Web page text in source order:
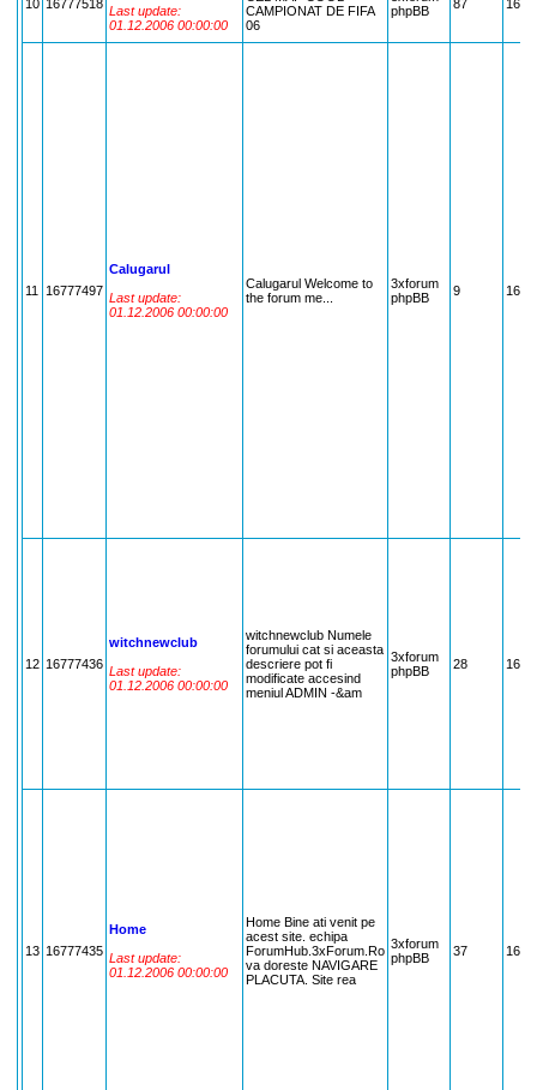
10 16777518 Last update:
01.12.2006 00:00:00
CAMPIONAT DE FIFA
06
phpBB
87
11 16777497
Calugarul
Last update:
01.12.2006 00:00:00
Calugarul Welcome to
the forum me...
3xforum
phpBB
9
12 16777436
witchnewclub
Last update:
01.12.2006 00:00:00
witchnewclub Numele
forumului cat si aceasta
descriere pot fi
modificate accesind
meniul ADMIN -&am
3xforum
phpBB
28
13 16777435
Home
Last update:
01.12.2006 00:00:00
Home Bine ati venit pe
acest site. echipa
ForumHub.3xForum.Ro
va doreste NAVIGARE
PLACUTA. Site rea
3xforum
phpBB
37